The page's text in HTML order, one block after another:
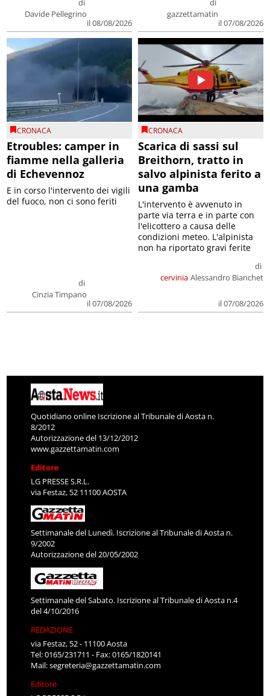
di
Davide Pellegrino
il 08/08/2026
di
gazzettamatin
il 07/08/2026
CRONACA
Etroubles: camper in
fiamme nella galleria
di Echevennoz
di
Cinzia Timpano
il 07/08/2026
E in corso l'intervento dei vigili
del fuoco, non ci sono feriti
CRONACA
Scarica di sassi sul
Breithorn, tratto in
salvo alpinista ferito a
una gamba
cervinia
di
Alessandro Bianchet
il 07/08/2026
L'intervento è avvenuto in
parte via terra e in parte con
l'elicottero a causa delle
condizioni meteo. L'alpinista
non ha riportato gravi ferite
Quotidiano online Iscrizione al Tribunale di Aosta n.
8/2012
Autorizzazione del 13/12/2012
www.gazzettamatin.com
Editore
LG PRESSE S.R.L.
via Festaz, 52 11100 AOSTA
Settimanale del Lunedì. Iscrizione al Tribunale di Aosta n.
9/2002
Autorizzazione del 20/05/2002
Settimanale del Sabato. Iscrizione al Tribunale di Aosta n.4
del 4/10/2016
REDAZIONE
via Festaz, 52 - 11100 Aosta
Tel: 0165/231711 - Fax: 0165/1820141
Mail:segreteria@gazzettamatin.com
Editore